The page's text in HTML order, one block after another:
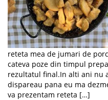
reteta mea de jumari de
cateva poze din timpul
rezultatul final.In alti ani nu
dispareau pana eu ma
va prezentam reteta […]